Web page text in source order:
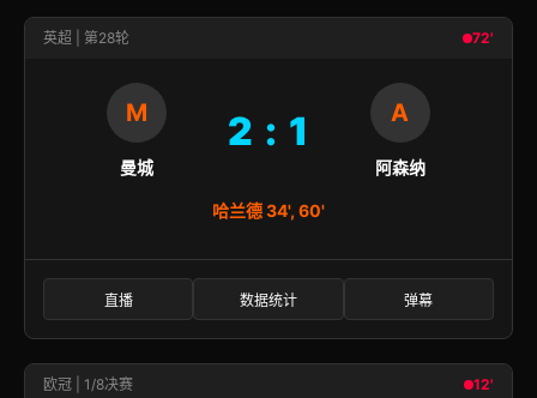
英超 | 第28轮 72'
M
曼城
2 : 1 A
阿森纳
哈兰德 34', 60'
直播 数据统计 弹幕
欧冠 | 1/8决赛 12'